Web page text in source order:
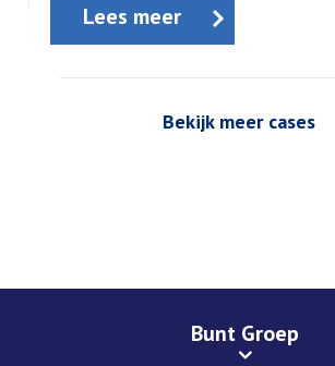
Lees meer
Bekijk meer cases
Bunt Groep